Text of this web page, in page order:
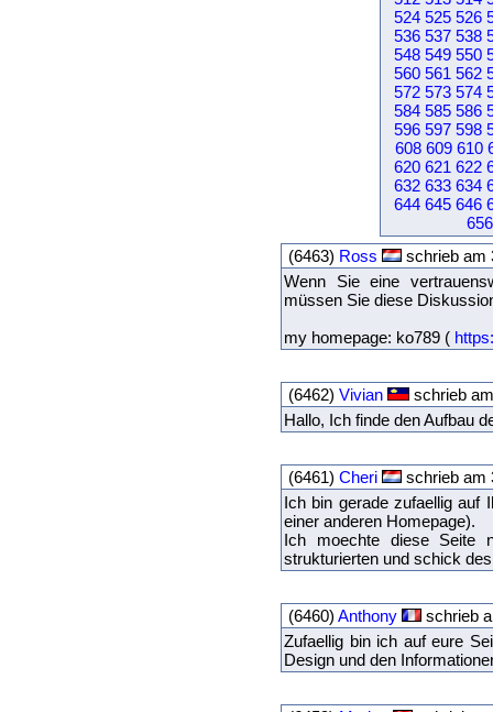
524 525 526
536 537 538
548 549 550
560 561 562
572 573 574
584 585 586
596 597 598
608 609 610
620 621 622
632 633 634
644 645 646
656
(6463) Ross
schrieb am
Wenn Sie eine
müssen Sie diese
my homepage: ko789 (
(6462) Vivian
schrieb
Hallo, Ich finde den Aufbau
(6461) Cheri
schrieb am
Ich bin gerade zufaellig auf
einer anderen Homepage).
Ich moechte diese Seite
strukturierten und schick
(6460) Anthony
schrieb
Zufaellig bin ich auf eure
Design und den